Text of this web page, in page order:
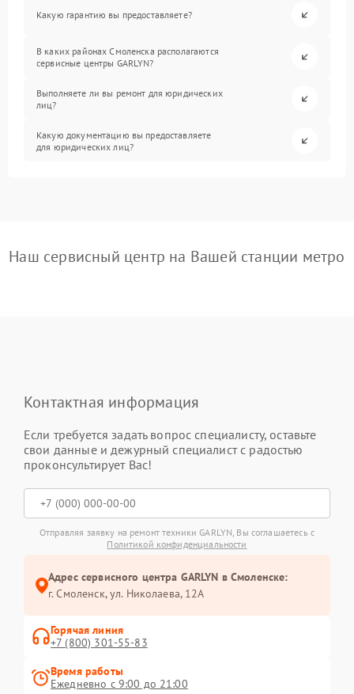
Какую гарантию вы предоставляете?
В каких районах Смоленска располагаются
сервисные центры GARLYN?
Выполняете ли вы ремонт для юридических
лиц?
Какую документацию вы предоставляете
для юридических лиц?
Наш сервисный центр на Вашей станции метро
Контактная информация
Если требуется задать вопрос специалисту, оставьте
свои данные и дежурный специалист с радостью
проконсультирует Вас!
Отправляя заявку на ремонт техники GARLYN, Вы соглашаетесь с
Политикой конфиденциальности
Адрес сервисного центра GARLYN в Смоленске:
г. Смоленск, ул. Николаева, 12А
Горячая линия
+7 (800) 301-55-83
Время работы
Ежедневно с 9:00 до 21:00